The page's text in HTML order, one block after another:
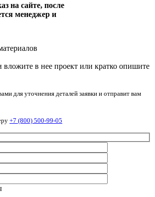
на сайте, после
менеджер и
вложите в нее проект или кратко опишите
для уточнения деталей заявки и отправит вам
+7 (800) 500-99-05